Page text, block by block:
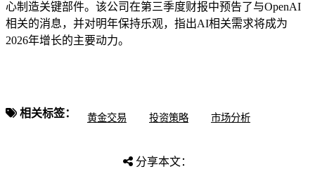
心制造关键部件。该公司在第三季度财报中预告了与OpenAI
相关的消息，并对明年保持乐观，指出AI相关需求将成为
2026年增长的主要动力。
相关标签： 黄金交易 投资策略 市场分析
分享本文：